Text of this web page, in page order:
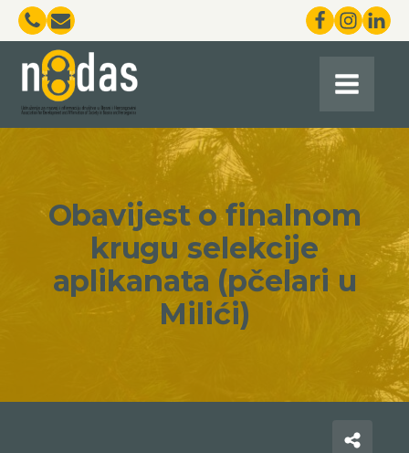
Obavijest o finalnom
krugu selekcije
aplikanata (pčelari u
Milići)